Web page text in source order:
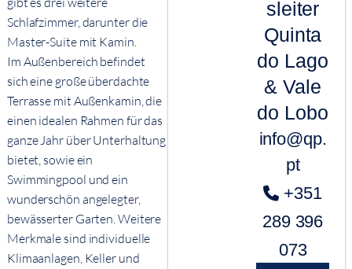
Schlafzimmer, darunter die
Master-Suite mit Kamin.
Im Außenbereich befindet
sich eine große überdachte
Terrasse mit Außenkamin, die
einen idealen Rahmen für das
ganze Jahr über Unterhaltung
bietet, sowie ein
Swimmingpool und ein
wunderschön angelegter,
bewässerter Garten. Weitere
Merkmale sind individuelle
Klimaanlagen, Keller und
sleiter
Quinta
do Lago
& Vale
do Lobo
info@qp.
pt
+351
289 396
073